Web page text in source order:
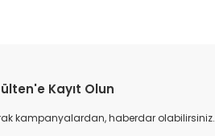
Kayıt Olun
kampanyalardan, haberdar olabilirsiniz.